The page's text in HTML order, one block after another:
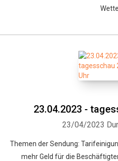
23.04.2023 -
23/04/2023
Themen der Sendung:
mehr Geld für die